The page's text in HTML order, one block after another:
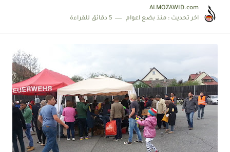
ALMOZAWID.com
اخر تحديث : منذ بضع اعوام 5 دقائق للقراءة